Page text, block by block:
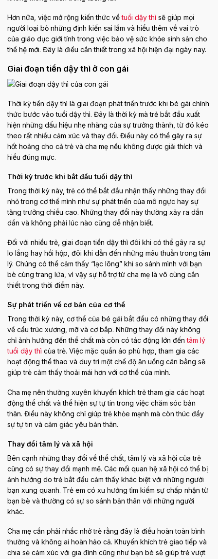
Hơn nữa, việc mở rộng kiến thức vềtuổi dậy thì sẽ giúp mọi
người loại bỏ những định kiến sai lầm và hiểu thêm về vai trò
của giáo dục giới tính trong việc bảo vệ sức khỏe sinh sản cho
thế hệ mới. Đây là điều cần thiết trong xã hội hiện đại ngày nay.
Giai đoạn tiền dậy thì ở con gái
Thời kỳ tiền dậy thì là giai đoạn phát triển trước khi bé gái chính
thức bước vào tuổi dậy thì. Đây là thời kỳ mà trẻ bắt đầu xuất
hiện những dấu hiệu nhẹ nhàng của sự trưởng thành, từ đó kéo
theo rất nhiều cảm xúc và thay đổi. Điều này có thể gây ra sự
hốt hoảng cho cả trẻ và cha mẹ nếu không được giải thích và
hiểu đúng mực.
Thời kỳ trước khi bắt đầu tuổi dậy thì
Trong thời kỳ này, trẻ có thể bắt đầu nhận thấy những thay đổi
nhỏ trong cơ thể mình như sự phát triển của mô ngực hay sự
tăng trưởng chiều cao. Những thay đổi này thường xảy ra dần
dần và không phải lúc nào cũng dễ nhận biết.
Đối với nhiều trẻ, giai đoạn tiền dậy thì đôi khi có thể gây ra sự
lo lắng hay hồi hộp, đôi khi dẫn đến những mâu thuẫn trong tâm
lý. Chúng có thể cảm thấy “lạc lõng” khi so sánh mình với bạn
bè cùng trang lứa, vì vậy sự hỗ trợ từ cha mẹ là vô cùng cần
thiết trong thời điểm này.
Sự phát triển về cơ bản của cơ thể
Trong thời kỳ này, cơ thể của bé gái bắt đầu có những thay đổi
về cấu trúc xương, mỡ và cơ bắp. Những thay đổi này không
chỉ ảnh hưởng đến thể chất mà còn có tác động lớn đếntâm lý
tuổi dậy thì của trẻ. Việc mặc quần áo phù hợp, tham gia các
hoạt động thể thao và duy trì một chế độ ăn uống cân bằng sẽ
giúp trẻ cảm thấy thoải mái hơn với cơ thể của mình.
Cha mẹ nên thường xuyên khuyến khích trẻ tham gia các hoạt
động thể chất và thể hiện sự tự tin trong việc chăm sóc bản
thân. Điều này không chỉ giúp trẻ khỏe mạnh mà còn thúc đẩy
sự tự tin và cảm giác yêu bản thân.
Thay đổi tâm lý và xã hội
Bên cạnh những thay đổi về thể chất, tâm lý và xã hội của trẻ
cũng có sự thay đổi mạnh mẽ. Các mối quan hệ xã hội có thể bị
ảnh hưởng do trẻ bắt đầu cảm thấy khác biệt với những người
bạn xung quanh. Trẻ em có xu hướng tìm kiếm sự chấp nhận từ
bạn bè và thường có sự so sánh bản thân với những người
khác.
Cha mẹ cần phải nhắc nhở trẻ rằng đây là điều hoàn toàn bình
thường và không ai hoàn hảo cả. Khuyến khích trẻ giao tiếp và
chia sẻ cảm xúc với gia đình cũng như bạn bè sẽ giúp trẻ vượt